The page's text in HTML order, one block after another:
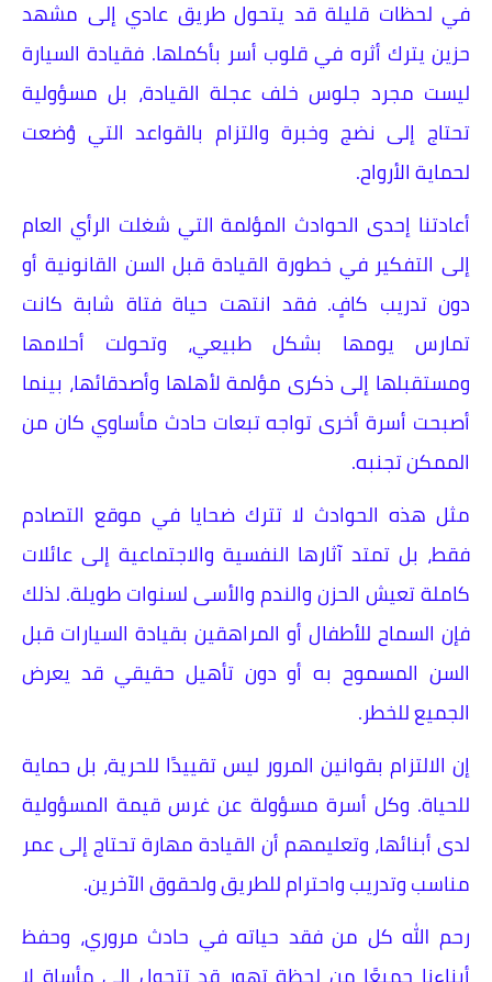
في لحظات قليلة قد يتحول طريق عادي إلى مشهد
حزين يترك أثره في قلوب أسر بأكملها. فقيادة السيارة
ليست مجرد جلوس خلف عجلة القيادة، بل مسؤولية
تحتاج إلى نضج وخبرة والتزام بالقواعد التي وُضعت
لحماية الأرواح.
أعادتنا إحدى الحوادث المؤلمة التي شغلت الرأي العام
إلى التفكير في خطورة القيادة قبل السن القانونية أو
دون تدريب كافٍ. فقد انتهت حياة فتاة شابة كانت
تمارس يومها بشكل طبيعي، وتحولت أحلامها
ومستقبلها إلى ذكرى مؤلمة لأهلها وأصدقائها، بينما
أصبحت أسرة أخرى تواجه تبعات حادث مأساوي كان من
الممكن تجنبه.
مثل هذه الحوادث لا تترك ضحايا في موقع التصادم
فقط، بل تمتد آثارها النفسية والاجتماعية إلى عائلات
كاملة تعيش الحزن والندم والأسى لسنوات طويلة. لذلك
فإن السماح للأطفال أو المراهقين بقيادة السيارات قبل
السن المسموح به أو دون تأهيل حقيقي قد يعرض
الجميع للخطر.
إن الالتزام بقوانين المرور ليس تقييدًا للحرية، بل حماية
للحياة. وكل أسرة مسؤولة عن غرس قيمة المسؤولية
لدى أبنائها، وتعليمهم أن القيادة مهارة تحتاج إلى عمر
مناسب وتدريب واحترام للطريق ولحقوق الآخرين.
رحم الله كل من فقد حياته في حادث مروري، وحفظ